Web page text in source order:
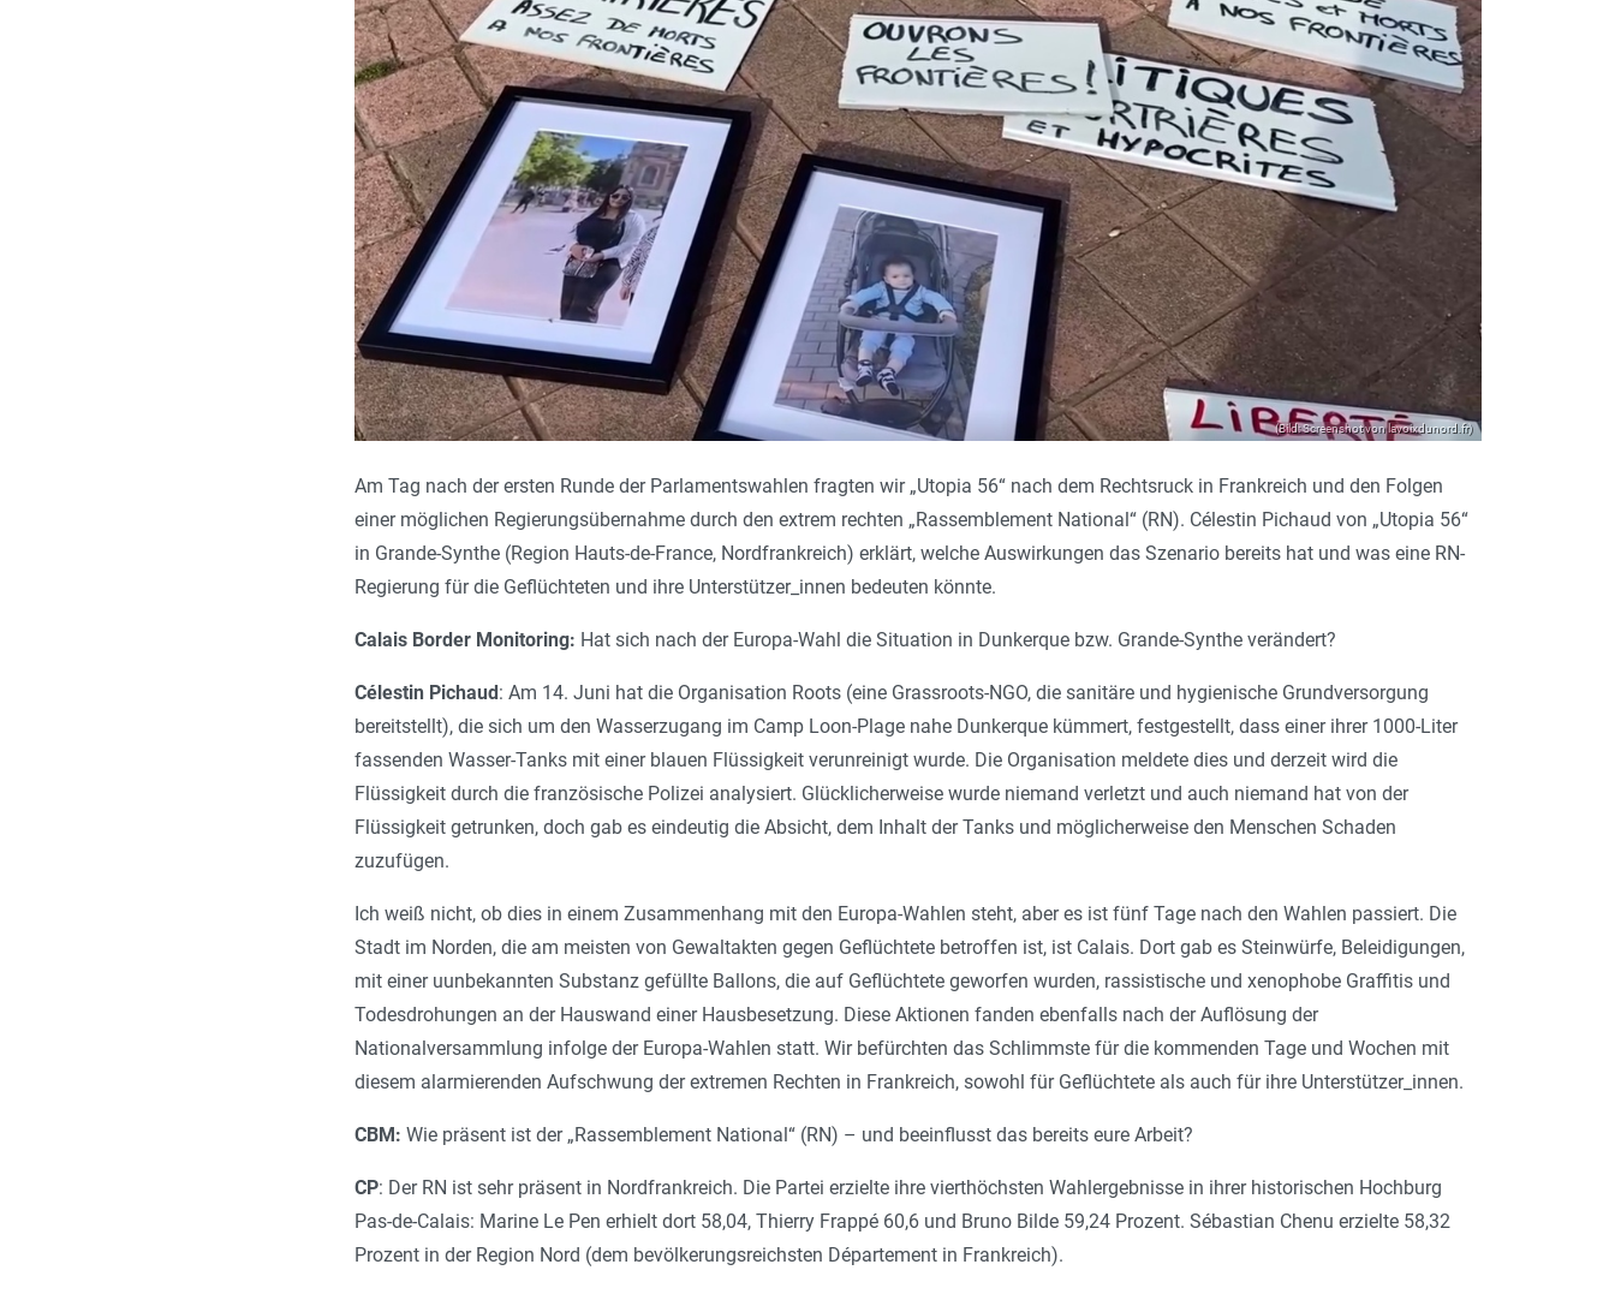
(Bild: Screenshot von lavoixdunord.fr)
Am Tag nach der ersten Runde der Parlamentswahlen fragten wir „Utopia 56“ nach dem Rechtsruck in Frankreich und den Folgen
einer möglichen Regierungsübernahme durch den extrem rechten „Rassemblement National“ (RN). Célestin Pichaud von „Utopia 56“
in Grande-Synthe (Region Hauts-de-France, Nordfrankreich) erklärt, welche Auswirkungen das Szenario bereits hat und was eine RN-
Regierung für die Geflüchteten und ihre Unterstützer_innen bedeuten könnte.
Calais Border Monitoring: Hat sich nach der Europa-Wahl die Situation in Dunkerque bzw. Grande-Synthe verändert?
Célestin Pichaud: Am 14. Juni hat die Organisation Roots (eine Grassroots-NGO, die sanitäre und hygienische Grundversorgung
bereitstellt), die sich um den Wasserzugang im Camp Loon-Plage nahe Dunkerque kümmert, festgestellt, dass einer ihrer 1000-Liter
fassenden Wasser-Tanks mit einer blauen Flüssigkeit verunreinigt wurde. Die Organisation meldete dies und derzeit wird die
Flüssigkeit durch die französische Polizei analysiert. Glücklicherweise wurde niemand verletzt und auch niemand hat von der
Flüssigkeit getrunken, doch gab es eindeutig die Absicht, dem Inhalt der Tanks und möglicherweise den Menschen Schaden
zuzufügen.
Ich weiß nicht, ob dies in einem Zusammenhang mit den Europa-Wahlen steht, aber es ist fünf Tage nach den Wahlen passiert. Die
Stadt im Norden, die am meisten von Gewaltakten gegen Geflüchtete betroffen ist, ist Calais. Dort gab es Steinwürfe, Beleidigungen,
mit einer uunbekannten Substanz gefüllte Ballons, die auf Geflüchtete geworfen wurden, rassistische und xenophobe Graffitis und
Todesdrohungen an der Hauswand einer Hausbesetzung. Diese Aktionen fanden ebenfalls nach der Auflösung der
Nationalversammlung infolge der Europa-Wahlen statt. Wir befürchten das Schlimmste für die kommenden Tage und Wochen mit
diesem alarmierenden Aufschwung der extremen Rechten in Frankreich, sowohl für Geflüchtete als auch für ihre Unterstützer_innen.
CBM: Wie präsent ist der „Rassemblement National“ (RN) – und beeinflusst das bereits eure Arbeit?
CP: Der RN ist sehr präsent in Nordfrankreich. Die Partei erzielte ihre vierthöchsten Wahlergebnisse in ihrer historischen Hochburg
Pas-de-Calais: Marine Le Pen erhielt dort 58,04, Thierry Frappé 60,6 und Bruno Bilde 59,24 Prozent. Sébastian Chenu erzielte 58,32
Prozent in der Region Nord (dem bevölkerungsreichsten Département in Frankreich).